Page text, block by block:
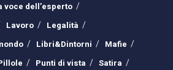
voce dell’esperto
Lavoro
Legalità
Libri&Dintorni
Mafie
Punti di vista
Satira